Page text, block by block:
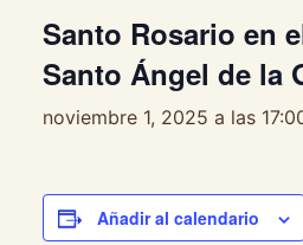
Santo Rosario en
Santo Ángel de la
noviembre 1, 2025 a las
Añadir al calendario